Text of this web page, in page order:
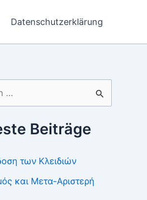
Datenschutzerklärung
Beiträge
των Κλειδιών
και Μετα-Αριστερή